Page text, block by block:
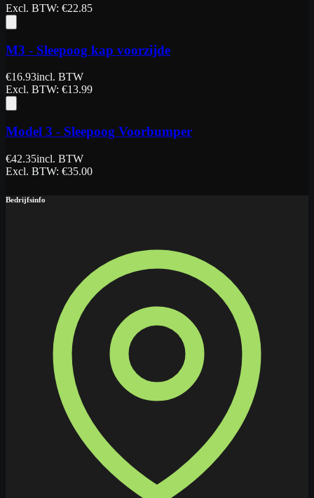
Excl. BTW: €22.85
M3 - Sleepoog kap voorzijde
€16.93incl. BTW
Excl. BTW: €13.99
Model 3 - Sleepoog Voorbumper
€42.35incl. BTW
Excl. BTW: €35.00
Bedrijfsinfo